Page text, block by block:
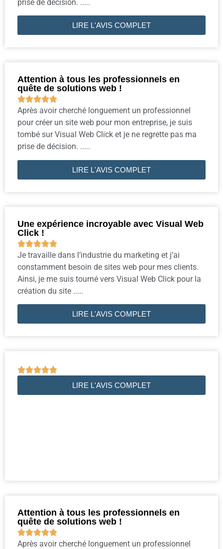
prise de décision. .....
LIRE L'AVIS COMPLET
Attention à tous les professionnels en
quête de solutions web !

Après avoir cherché longuement un professionnel
pour créer un site web pour mon entreprise, je suis
tombé sur Visual Web Click et je ne regrette pas ma
prise de décision. .....
LIRE L'AVIS COMPLET
Une expérience incroyable avec Visual Web
Click !

Je travaille dans l’industrie du marketing et j’ai
constamment besoin de sites web pour mes clients.
Ainsi, je me suis tourné vers Visual Web Click pour la
création du site .....
LIRE L'AVIS COMPLET

LIRE L'AVIS COMPLET
Attention à tous les professionnels en
quête de solutions web !

Après avoir cherché longuement un professionnel